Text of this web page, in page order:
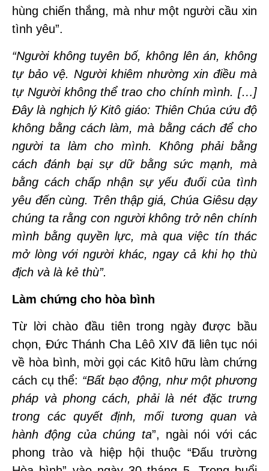
hùng chiến thắng, mà như một người cầu xin
tình yêu”.
“Người không tuyên bố, không lên án, không
tự bảo vệ. Người khiêm nhường xin điều mà
tự Người không thể trao cho chính mình. […]
Đây là nghịch lý Kitô giáo: Thiên Chúa cứu độ
không bằng cách làm, mà bằng cách để cho
người ta làm cho mình. Không phải bằng
cách đánh bại sự dữ bằng sức mạnh, mà
bằng cách chấp nhận sự yếu đuối của tình
yêu đến cùng. Trên thập giá, Chúa Giêsu dạy
chúng ta rằng con người không trở nên chính
mình bằng quyền lực, mà qua việc tín thác
mở lòng với người khác, ngay cả khi họ thù
địch và là kẻ thù”.
Làm chứng cho hòa bình
Từ lời chào đầu tiên trong ngày được bầu
chọn, Đức Thánh Cha Lêô XIV đã liên tục nói
về hòa bình, mời gọi các Kitô hữu làm chứng
cách cụ thể: “Bất bạo động, như một phương
pháp và phong cách, phải là nét đặc trưng
trong các quyết định, mối tương quan và
hành động của chúng ta”, ngài nói với các
phong trào và hiệp hội thuộc “Đấu trường